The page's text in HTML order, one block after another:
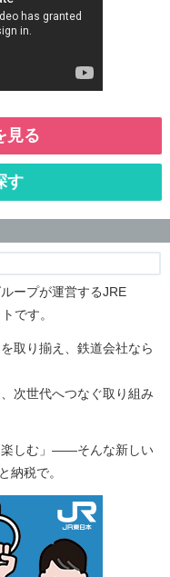
見る
す
ープが運営するJRE
です。
取り揃え、鉄道会社なら
次世代へつなぐ取り組み
楽しむ」――そんな新しい
納税で。